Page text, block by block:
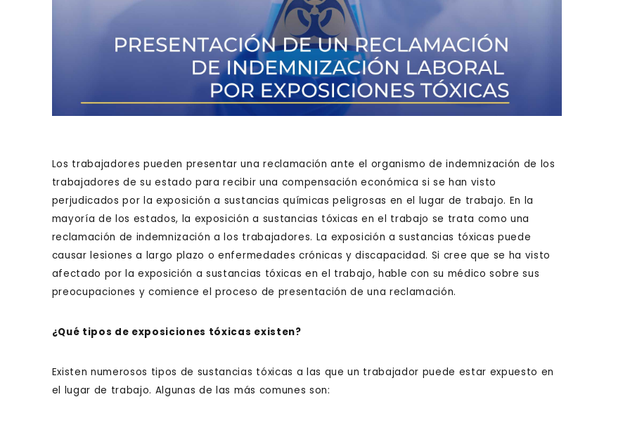
Los trabajadores pueden presentar una reclamación ante el organismo de indemnización de los
trabajadores de su estado para recibir una compensación económica si se han visto
perjudicados por la exposición a sustancias químicas peligrosas en el lugar de trabajo. En la
mayoría de los estados, la exposición a sustancias tóxicas en el trabajo se trata como una
reclamación de indemnización a los trabajadores. La exposición a sustancias tóxicas puede
causar lesiones a largo plazo o enfermedades crónicas y discapacidad. Si cree que se ha visto
afectado por la exposición a sustancias tóxicas en el trabajo, hable con su médico sobre sus
preocupaciones y comience el proceso de presentación de una reclamación.
¿Qué tipos de exposiciones tóxicas existen?
Existen numerosos tipos de sustancias tóxicas a las que un trabajador puede estar expuesto en
el lugar de trabajo. Algunas de las más comunes son: